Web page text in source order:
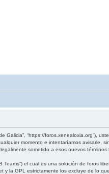
Galicia”, “https://foros.xenealoxia.org”),
momento e intentaríamos avisarle,
sometido a esos nuevos
Teams”) el cual es una solución de foros
y la GPL estrictamente los excluye de lo